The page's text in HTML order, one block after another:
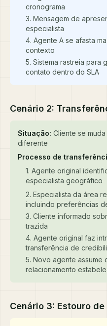
cronograma
3. Mensagem de
especialista
4. Agente A se afasta
contexto
5. Sistema rastreia para
contato dentro do SLA
Cenário 2:
Situação: Cliente se
diferente
Processo de
1. Agente original
especialista geográfico
2. Especialista da área
incluindo preferências
3. Cliente informado
trazida
4. Agente original faz
transferência de
5. Novo agente assume
relacionamento
Cenário 3: Estouro